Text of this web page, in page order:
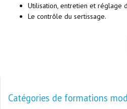
Utilisation, entretien et réglage
Le contrôle du sertissage.
Catégories de formations